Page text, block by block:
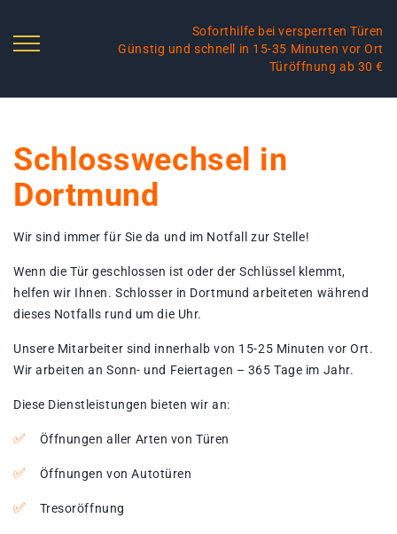
Soforthilfe bei versperrten Türen
Günstig und schnell in 15-35 Minuten vor Ort
Türöffnung ab 30 €
Schlosswechsel in
Dortmund
Wir sind immer für Sie da und im Notfall zur Stelle!
Wenn die Tür geschlossen ist oder der Schlüssel klemmt,
helfen wir Ihnen. Schlosser in Dortmund arbeiteten während
dieses Notfalls rund um die Uhr.
Unsere Mitarbeiter sind innerhalb von 15-25 Minuten vor Ort.
Wir arbeiten an Sonn- und Feiertagen – 365 Tage im Jahr.
Diese Dienstleistungen bieten wir an:
Öffnungen aller Arten von Türen
Öffnungen von Autotüren
Tresoröffnung